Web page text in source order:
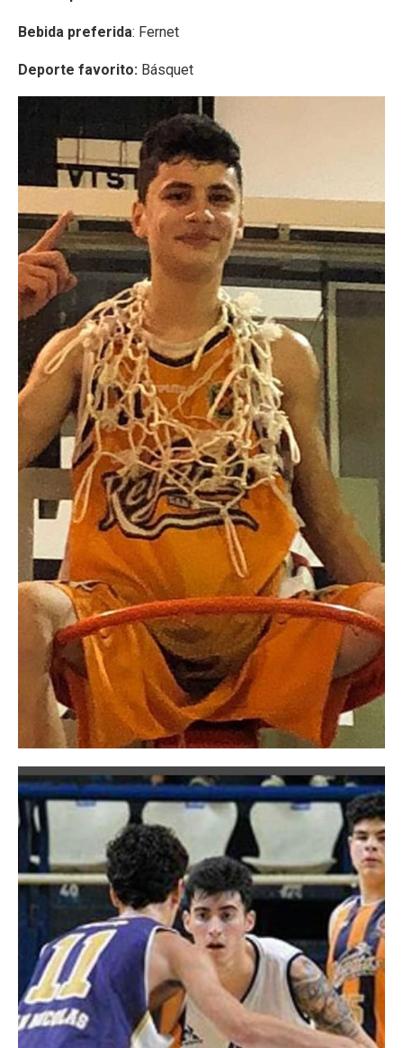
Bebida preferida: Fernet
Deporte favorito: Básquet